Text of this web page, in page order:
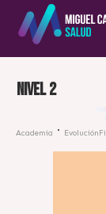
Nivel 2
Academia